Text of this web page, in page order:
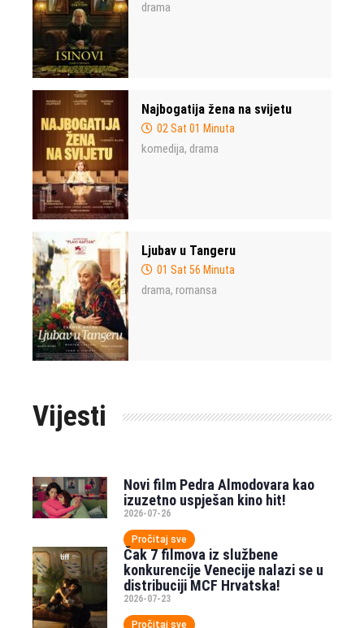
drama
Najbogatija žena na svijetu
02 Sat 01 Minuta
komedija, drama
Ljubav u Tangeru
01 Sat 56 Minuta
drama, romansa
Vijesti
Novi film Pedra Almodovara kao
izuzetno uspješan kino hit!
2026-07-26
Pročitaj sve
Čak 7 filmova iz službene
konkurencije Venecije nalazi se u
distribuciji MCF Hrvatska!
2026-07-23
Pročitaj sve